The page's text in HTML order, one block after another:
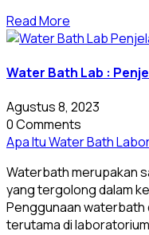
Read More
Water Bath Lab :
Agustus 8, 2023
0 Comments
Apa Itu Water Bath
Waterbath merupakan
yang tergolong dalam
Penggunaan
terutama di